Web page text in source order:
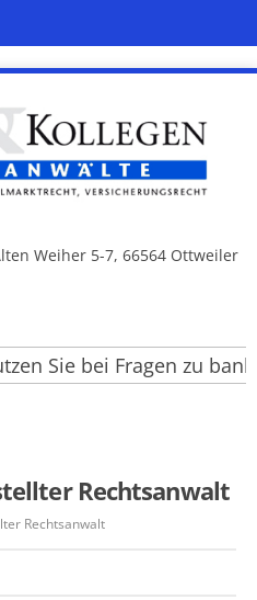
Weiher 5-7, 66564 Ottweiler
Sie bei Fragen zu bank-
Rechtsanwalt
Rechtsanwalt